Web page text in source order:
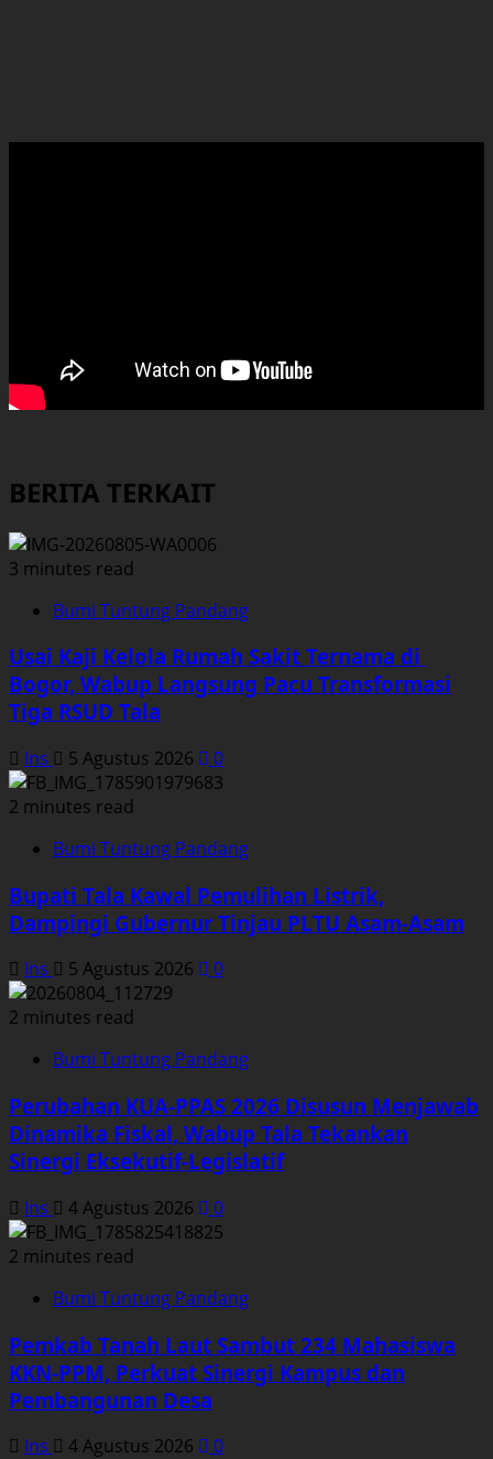
BERITA TERKAIT
3 minutes read
Bumi Tuntung Pandang
Usai Kaji Kelola Rumah Sakit Ternama di
Bogor, Wabup Langsung Pacu Transformasi
Tiga RSUD Tala
Ins 5 Agustus 2026
0
2 minutes read
Bumi Tuntung Pandang
Bupati Tala Kawal Pemulihan Listrik,
Dampingi Gubernur Tinjau PLTU Asam-Asam
Ins 5 Agustus 2026
0
2 minutes read
Bumi Tuntung Pandang
Perubahan KUA-PPAS 2026 Disusun Menjawab
Dinamika Fiskal, Wabup Tala Tekankan
Sinergi Eksekutif-Legislatif
Ins 4 Agustus 2026
0
2 minutes read
Bumi Tuntung Pandang
Pemkab Tanah Laut Sambut 234 Mahasiswa
KKN-PPM, Perkuat Sinergi Kampus dan
Pembangunan Desa
Ins 4 Agustus 2026 0